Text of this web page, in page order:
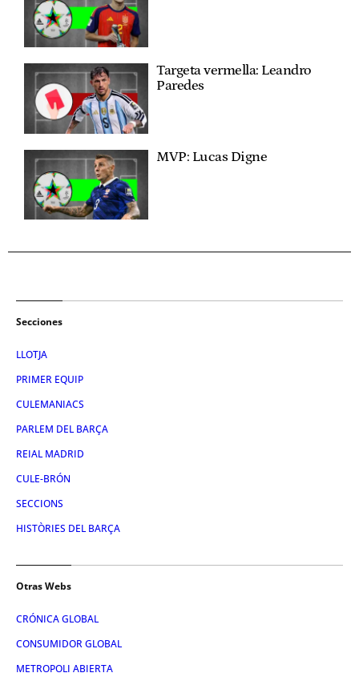
Targeta vermella: Leandro
Paredes
MVP: Lucas Digne
Secciones
LLOTJA
PRIMER EQUIP
CULEMANIACS
PARLEM DEL BARÇA
REIAL MADRID
CULE-BRÓN
SECCIONS
HISTÒRIES DEL BARÇA
Otras Webs
CRÓNICA GLOBAL
CONSUMIDOR GLOBAL
METROPOLI ABIERTA